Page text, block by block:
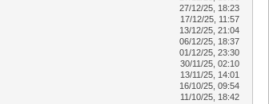
27/12/25, 18:23
17/12/25, 11:57
13/12/25, 21:04
06/12/25, 18:37
01/12/25, 23:30
30/11/25, 02:10
13/11/25, 14:01
16/10/25, 09:54
11/10/25, 18:42